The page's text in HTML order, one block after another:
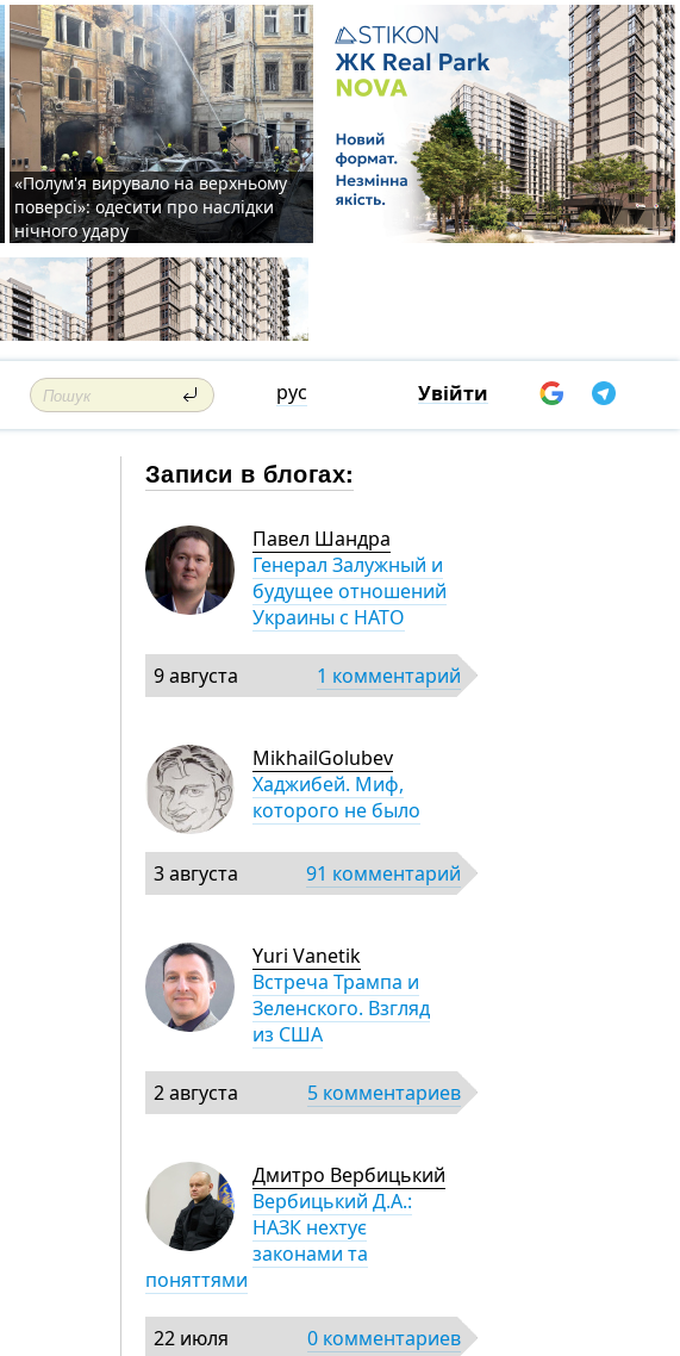
«Полум'я вирувало на верхньому
поверсі»: одесити про наслідки
нічного удару
рус Увійти
Записи в блогах:
Павел Шандра
Генерал Залужный и
будущее отношений
Украины с НАТО
9 августа 1 комментарий
MikhailGolubev
Хаджибей. Миф,
которого не было
3 августа 91 комментарий
Yuri Vanetik
Встреча Трампа и
Зеленского. Взгляд
из США
2 августа 5 комментариев
Дмитро Вербицький
Вербицький Д.А.:
НАЗК нехтує
законами та
поняттями
22 июля 0 комментариев